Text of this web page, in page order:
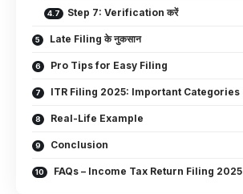
Step 7: Verification करें
Late Filing के नुकसान
Pro Tips for Easy Filing
ITR Filing 2025: Important Categories
Real-Life Example
Conclusion
FAQs – Income Tax Return Filing 2025